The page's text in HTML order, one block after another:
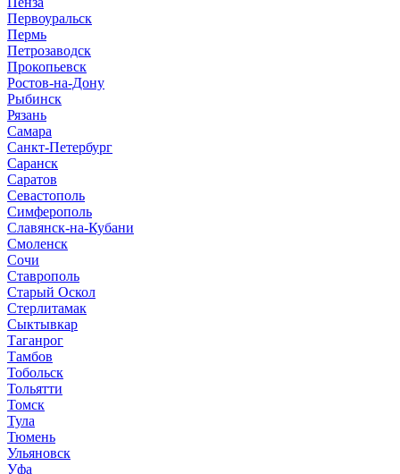
Первоуральск
Пермь
Петрозаводск
Прокопьевск
Ростов-на-Дону
Рыбинск
Рязань
Самара
Санкт-Петербург
Саранск
Саратов
Севастополь
Симферополь
Славянск-на-Кубани
Смоленск
Сочи
Ставрополь
Старый Оскол
Стерлитамак
Сыктывкар
Таганрог
Тамбов
Тобольск
Тольятти
Томск
Тула
Тюмень
Ульяновск
Уфа